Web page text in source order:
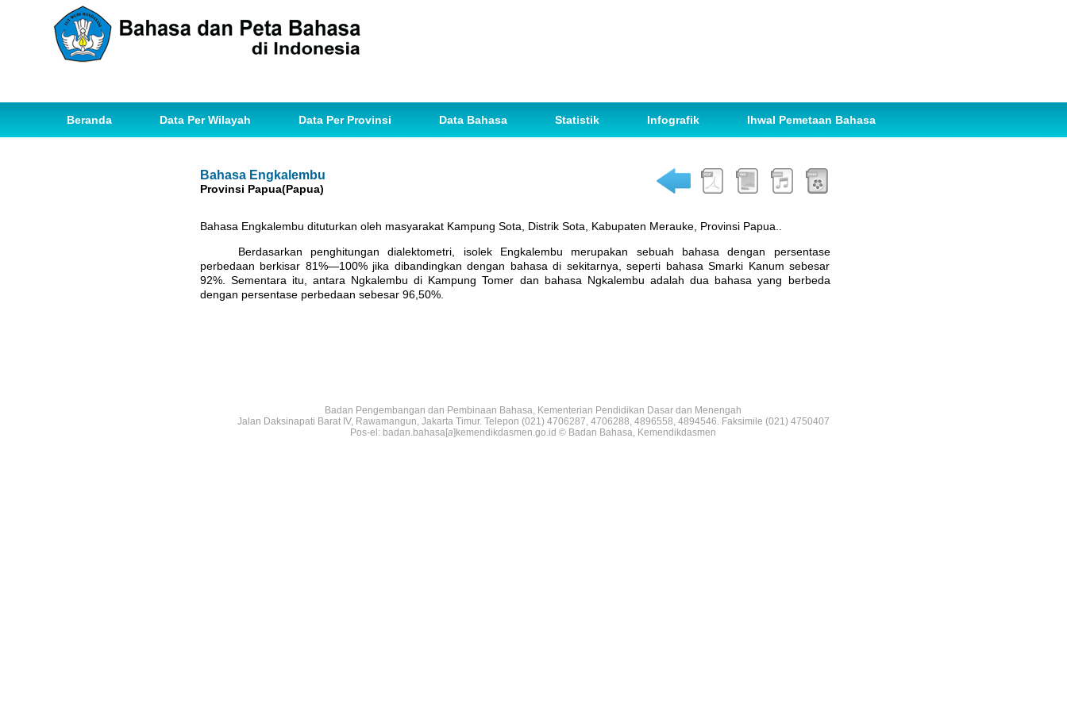
Beranda Data Per Wilayah Data Per Provinsi Data Bahasa Statistik Infografik Ihwal Pemetaan Bahasa
Bahasa Engkalembu
Provinsi Papua(Papua)
Bahasa Engkalembu dituturkan oleh masyarakat Kampung Sota, Distrik Sota, Kabupaten Merauke, Provinsi Papua..
Berdasarkan penghitungan dialektometri, isolek Engkalembu merupakan sebuah bahasa dengan persentase
perbedaan berkisar 81%—100% jika dibandingkan dengan bahasa di sekitarnya, seperti bahasa Smarki Kanum sebesar
92%. Sementara itu, antara Ngkalembu di Kampung Tomer dan bahasa Ngkalembu adalah dua bahasa yang berbeda
dengan persentase perbedaan sebesar 96,50%.
Badan Pengembangan dan Pembinaan Bahasa, Kementerian Pendidikan Dasar dan Menengah
Jalan Daksinapati Barat IV, Rawamangun, Jakarta Timur. Telepon (021) 4706287, 4706288, 4896558, 4894546. Faksimile (021) 4750407
Pos-el: badan.bahasa[a]kemendikdasmen.go.id © Badan Bahasa, Kemendikdasmen